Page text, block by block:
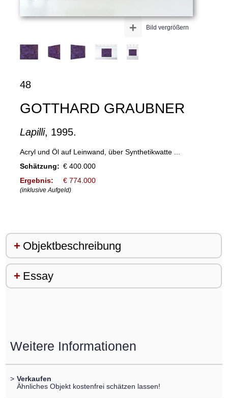
Bild vergrößern
+
48
GOTTHARD GRAUBNER
Lapilli, 1995.
Acryl und Öl auf Leinwand, über Synthetikwatte ...
Schätzung: € 400.000
Ergebnis:
€ 774.000
(inklusive Aufgeld)
Objektbeschreibung
Essay
Weitere Informationen
> Verkaufen
Ähnliches Objekt kostenfrei schätzen lassen!